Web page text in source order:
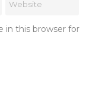
in this browser for